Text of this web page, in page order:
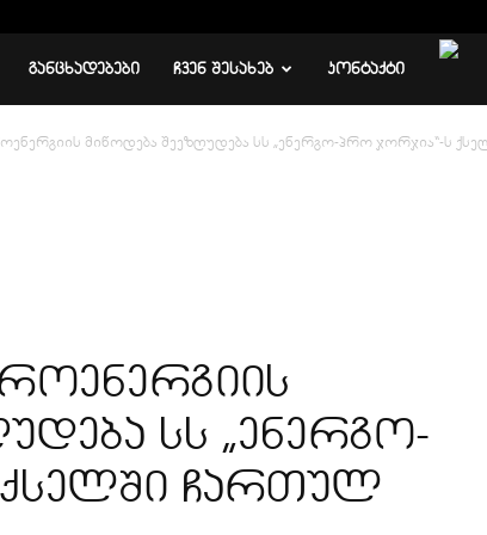
ᲒᲐᲜᲪᲮᲐᲓᲔᲑᲔᲑᲘ ᲩᲕᲔᲜ ᲨᲔᲡᲐᲮᲔᲑ ᲙᲝᲜᲢᲐᲥᲢᲘ
მიწოდება შეეზღუდება სს „ენერგო-პრო ჯორჯია“-ს
სს „ენერგო-
ჩართულ